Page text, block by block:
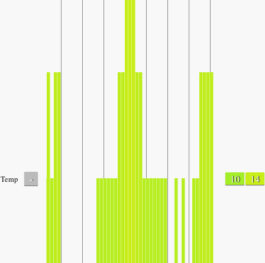
Temp - 10 14